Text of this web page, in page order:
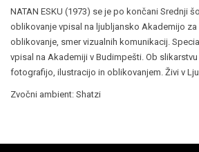
NATAN ESKU (1973) se je po končani Srednji
oblikovanje vpisal na ljubljansko Akademijo
oblikovanje, smer vizualnih komunikacij.
vpisal na Akademiji v Budimpešti. Ob
fotografijo, ilustracijo in oblikovanjem. Živi v
Zvočni ambient: Shatzi